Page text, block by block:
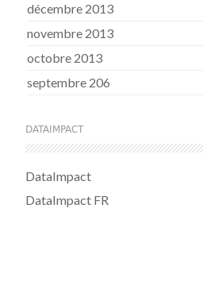
décembre 2013
novembre 2013
octobre 2013
septembre 206
DATAIMPACT
DataImpact
DataImpact FR